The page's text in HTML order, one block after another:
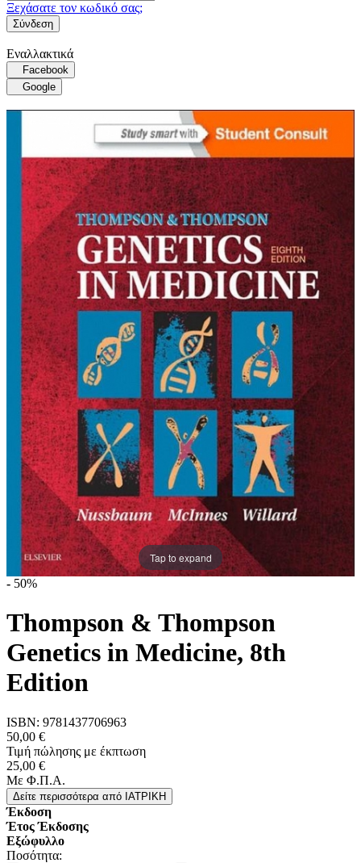
Ξεχάσατε τον κωδικό σας;
Σύνδεση
Εναλλακτικά
Facebook
Google
Tap to expand
- 50%
Thompson & Thompson
Genetics in Medicine, 8th
Edition
ISBN: 9781437706963
50,00 €
Τιμή πώλησης με έκπτωση
25,00 €
Με Φ.Π.Α.
Δείτε περισσότερα από IΑΤΡΙΚΗ
Έκδοση
Έτος Έκδοσης
Εξώφυλλο
Ποσότητα: